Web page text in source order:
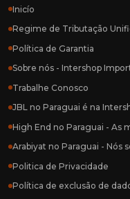
Inicío
Regime de Tributação
Política de Garantia
Sobre nós - Intershop
Trabalhe Conosco
JBL no Paraguai é na
High End no Paraguai - As
Arabiyat no Paraguai - Nós
Politica de Privacidade
Política de exclusão de